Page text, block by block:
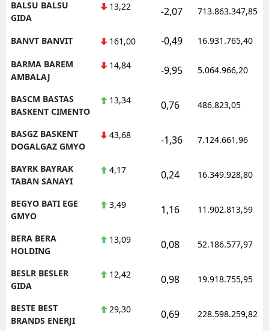
BALSU BALSU
GIDA
13,22 -2,07 713.863.347,85
BANVT BANVIT 161,00 -0,49 16.931.765,40
BARMA BAREM
AMBALAJ
14,84 -9,95 5.064.966,20
BASCM BASTAS
BASKENT CIMENTO
13,34 0,76 486.823,05
BASGZ BASKENT
DOGALGAZ GMYO
43,68 -1,36 7.124.661,96
BAYRK BAYRAK
TABAN SANAYI
4,17 0,24 16.349.928,80
BEGYO BATI EGE
GMYO
3,49 1,16 11.902.813,59
BERA BERA
HOLDING
13,09 0,08 52.186.577,97
BESLR BESLER
GIDA
12,42 0,98 19.918.755,95
BESTE BEST
BRANDS ENERJI
29,30 0,69 228.598.259,82